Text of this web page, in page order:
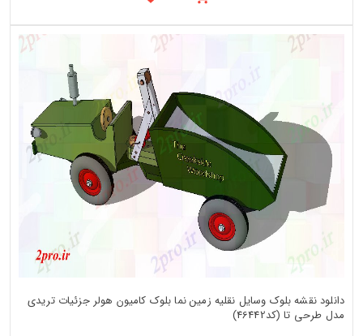
دانلود نقشه بلوک وسایل نقلیه زمین نما بلوک کامیون هولر جزئیات تریدی
مدل طرحی تا (کد46442)